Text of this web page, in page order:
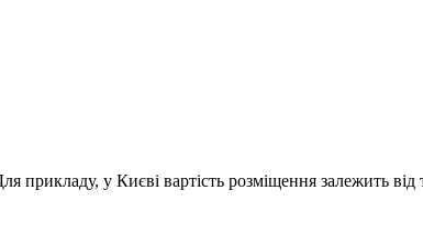
прикладу, у Києві вартість розміщення залежить від